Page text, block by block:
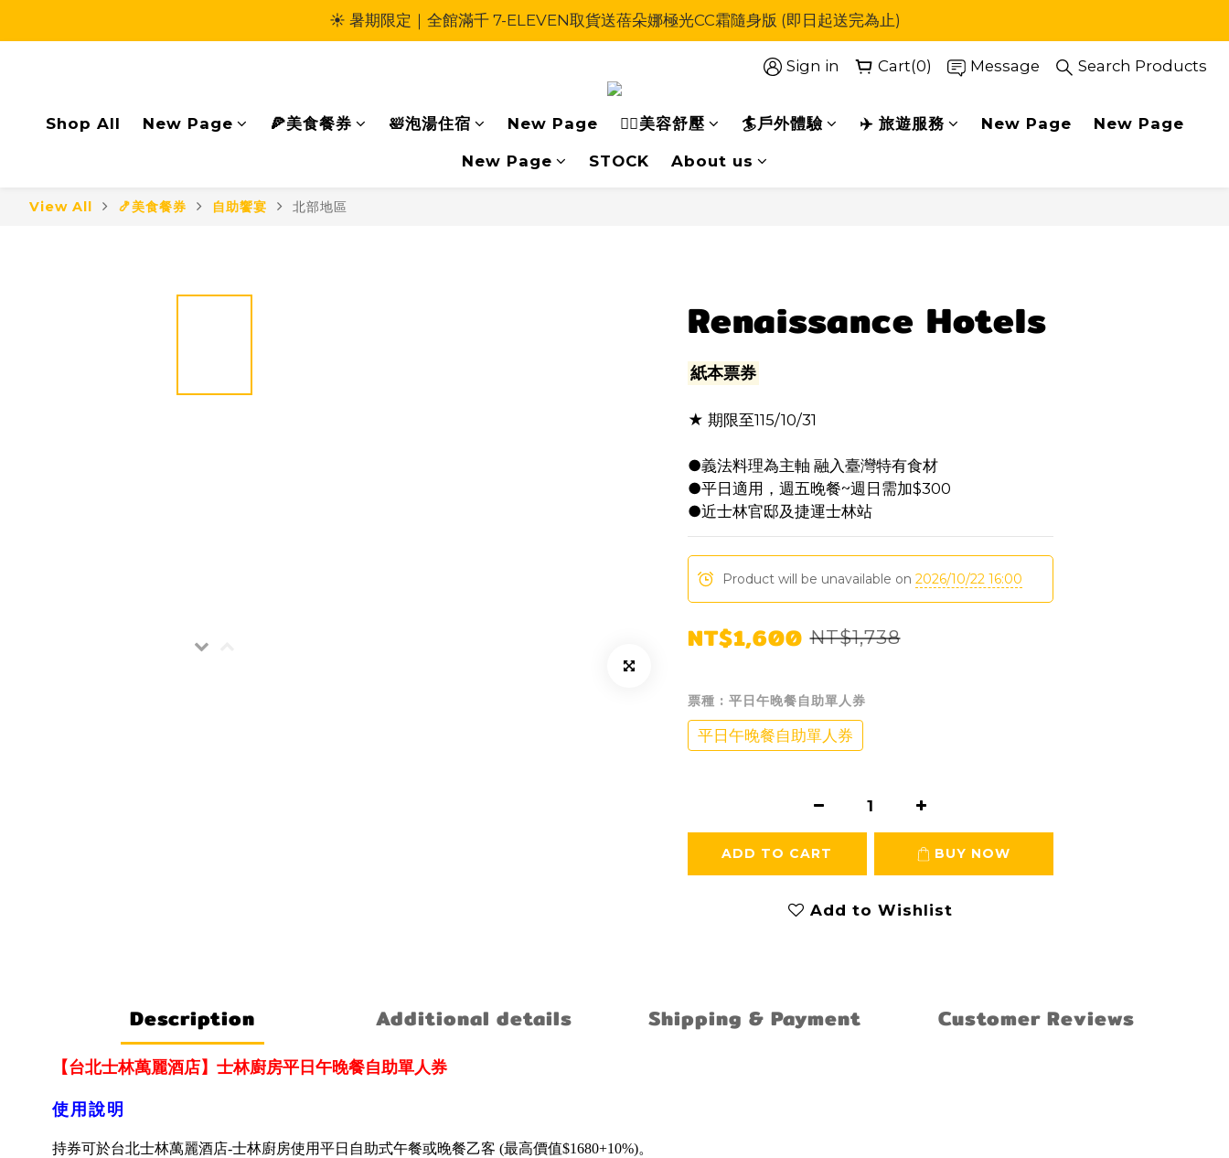
【追風奇幻島樂園】系列商品，單筆滿$2000，*郵寄掛號*免運
☀️ 暑期限定｜全館滿千 7-ELEVEN取貨送蓓朵娜極光CC霜隨身版 (即日起送完為止)
【追風奇幻島樂園】系列商品，單筆滿$2000，*郵寄掛號*免運
Sign in Cart(0) Message Search Products
Shop All New Page 🍕美食餐券 🛀泡湯住宿 New Page 🧖‍♀美容舒壓 🏄戶外體驗 ✈️ 旅遊服務 New Page New Page
New Page STOCK About us
View All 🍤美食餐券 自助饗宴 北部地區
Renaissance Hotels
紙本票券
★ 期限至115/10/31
●義法料理為主軸 融入臺灣特有食材
●平日適用，週五晚餐~週日需加$300
●近士林官邸及捷運士林站
Product will be unavailable on 2026/10/22 16:00
NT$1,600 NT$1,738
票種 : 平日午晚餐自助單人券
平日午晚餐自助單人券
ADD TO CART BUY NOW
Add to Wishlist
Description Additional details Shipping & Payment Customer Reviews
【台北士林萬麗酒店】士林廚房平日午晚餐自助單人券
使用說明
持券可於台北士林萬麗酒店-士林廚房使用平日自助式午餐或晚餐乙客 (最高價值$1680+10%)。